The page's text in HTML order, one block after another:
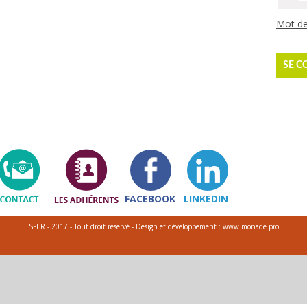
Mot
SE
FACEBOOK LINKEDIN
SFER - 2017 - Tout droit réservé - Design et développement : www.monade.pro